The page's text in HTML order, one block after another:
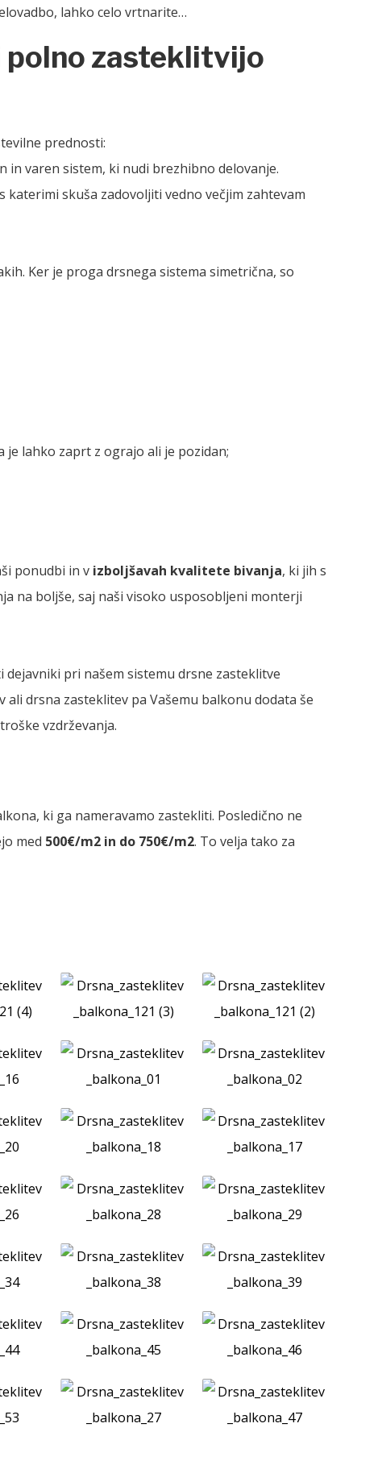
lahko celo vrtnarite…
polno zasteklitvijo
prednosti:
varen sistem, ki nudi brezhibno delovanje.
skuša zadovoljiti vedno večjim zahtevam
Ker je proga drsnega sistema simetrična, so
je lahko zaprt z ograjo ali je pozidan;
ponudbi in v izboljšavah kvalitete bivanja, ki jih s
na boljše, saj naši visoko usposobljeni monterji
pri našem sistemu drsne zasteklitve
drsna zasteklitev pa Vašemu balkonu dodata še
vzdrževanja.
ki ga nameravamo zastekliti. Posledično ne
med 500€/m2 in do 750€/m2. To velja tako za